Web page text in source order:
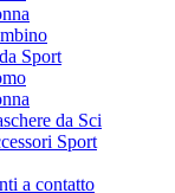
Sport
da Sci
Sport
a contatto